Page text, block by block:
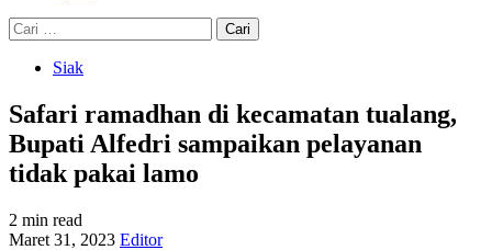
Cari
untuk:
Siak
Safari ramadhan di kecamatan tualang,
Bupati Alfedri sampaikan pelayanan
tidak pakai lamo
2 min read
Maret 31, 2023 Editor